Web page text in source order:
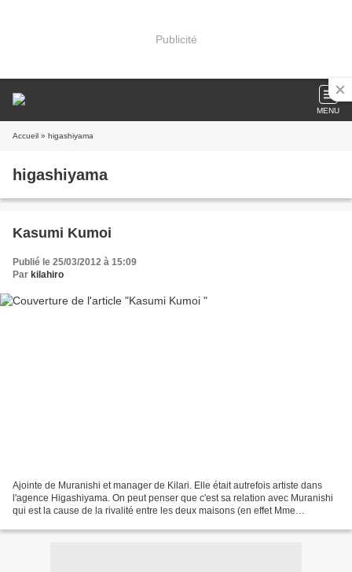
Publicité
MENU
Accueil » higashiyama
higashiyama
Kasumi Kumoi
Publié le 25/03/2012 à 15:09
Par kilahiro
Ajointe de Muranishi et manager de Kilari. Elle était autrefois artiste dans
l'agence Higashiyama. On peut penser que c'est sa relation avec Muranishi
qui est la cause de la rivalité entre les deux maisons (en effet Mme